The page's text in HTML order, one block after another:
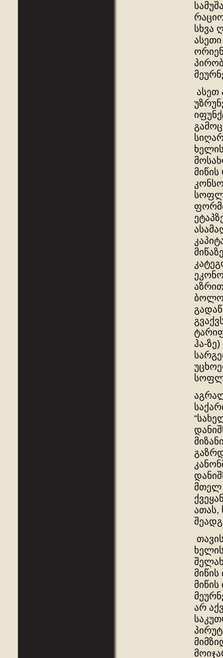
სხვა
ასეთ
ბოლო
ჰა-
მთელ
არ